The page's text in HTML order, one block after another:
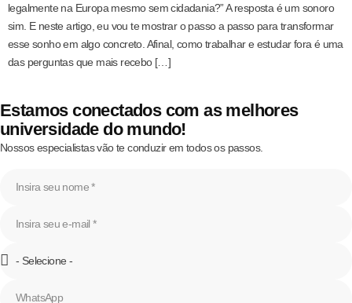
legalmente na Europa mesmo sem cidadania?” A resposta é um sonoro
sim. E neste artigo, eu vou te mostrar o passo a passo para transformar
esse sonho em algo concreto. Afinal, como trabalhar e estudar fora é uma
das perguntas que mais recebo […]
Estamos conectados com as melhores
universidade do mundo!
Nossos especialistas vão te conduzir em todos os passos.